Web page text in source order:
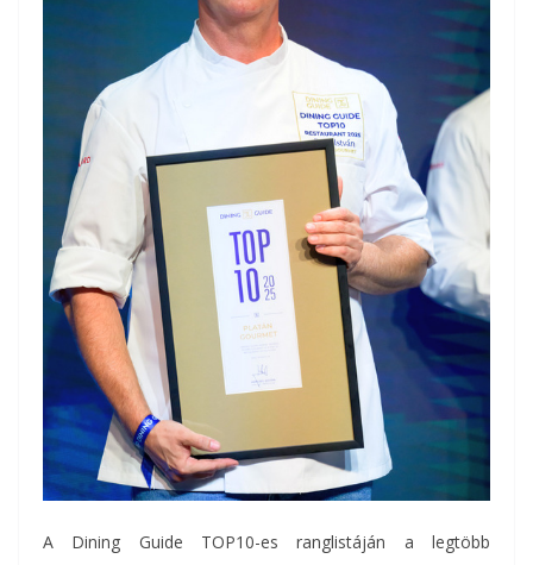
A Dining Guide TOP10-es ranglistáján a legtöbb